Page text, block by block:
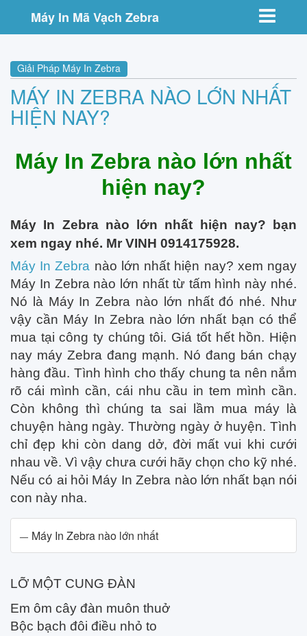
Toggle
Máy In Mã Vạch Zebra
Giải Pháp Máy In Zebra
MÁY IN ZEBRA NÀO LỚN NHẤT
HIỆN NAY?
Máy In Zebra nào lớn nhất
hiện nay?
Máy In Zebra nào lớn nhất hiện nay? bạn
xem ngay nhé. Mr VINH 0914175928.
Máy In Zebra nào lớn nhất hiện nay? xem ngay
Máy In Zebra nào lớn nhất từ tấm hình này nhé.
Nó là Máy In Zebra nào lớn nhất đó nhé. Như
vậy cần Máy In Zebra nào lớn nhất bạn có thể
mua tại công ty chúng tôi. Giá tốt hết hồn. Hiện
nay máy Zebra đang mạnh. Nó đang bán chạy
hàng đầu. Tình hình cho thấy chung ta nên nắm
rõ cái mình cần, cái nhu cầu in tem mình cần.
Còn không thì chúng ta sai lầm mua máy là
chuyện hàng ngày. Thường ngày ở huyện. Tình
chỉ đẹp khi còn dang dở, đời mất vui khi cưới
nhau về. Vì vậy chưa cưới hãy chọn cho kỹ nhé.
Nếu có ai hỏi Máy In Zebra nào lớn nhất bạn nói
con này nha.
Máy In Zebra nào lớn nhất
LỠ MỘT CUNG ĐÀN
Em ôm cây đàn muôn thuở
Bộc bạch đôi điều nhỏ to